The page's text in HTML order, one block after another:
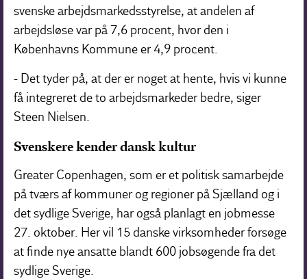
svenske arbejdsmarkedsstyrelse, at andelen af
arbejdsløse var på 7,6 procent, hvor den i
Københavns Kommune er 4,9 procent.
- Det tyder på, at der er noget at hente, hvis vi kunne
få integreret de to arbejdsmarkeder bedre, siger
Steen Nielsen.
Svenskere kender dansk kultur
Greater Copenhagen, som er et politisk samarbejde
på tværs af kommuner og regioner på Sjælland og i
det sydlige Sverige, har også planlagt en jobmesse
27. oktober. Her vil 15 danske virksomheder forsøge
at finde nye ansatte blandt 600 jobsøgende fra det
sydlige Sverige.